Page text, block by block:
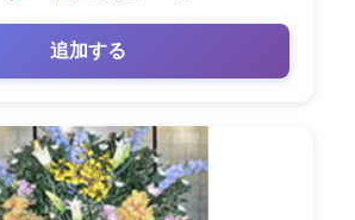
追加する